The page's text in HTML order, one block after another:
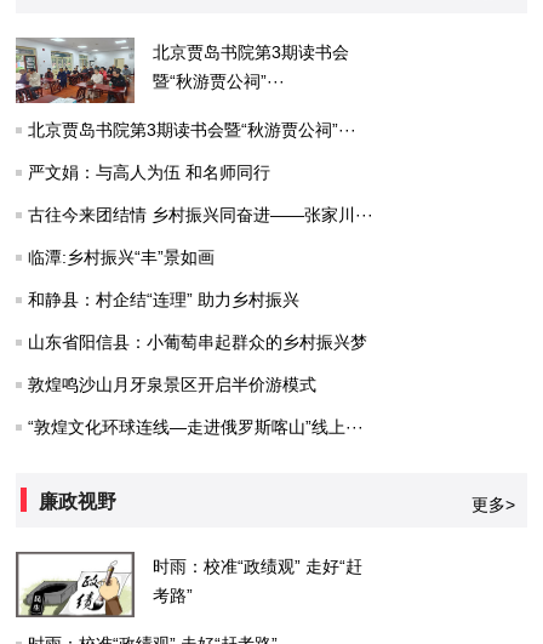
北京贾岛书院第3期读书会
暨“秋游贾公祠”···
北京贾岛书院第3期读书会暨“秋游贾公祠”···
严文娟：与高人为伍 和名师同行
古往今来团结情 乡村振兴同奋进——张家川···
临潭:乡村振兴“丰”景如画
和静县：村企结“连理” 助力乡村振兴
山东省阳信县：小葡萄串起群众的乡村振兴梦
敦煌鸣沙山月牙泉景区开启半价游模式
“敦煌文化环球连线—走进俄罗斯喀山”线上···
廉政视野 更多>
时雨：校准“政绩观” 走好“赶
考路”